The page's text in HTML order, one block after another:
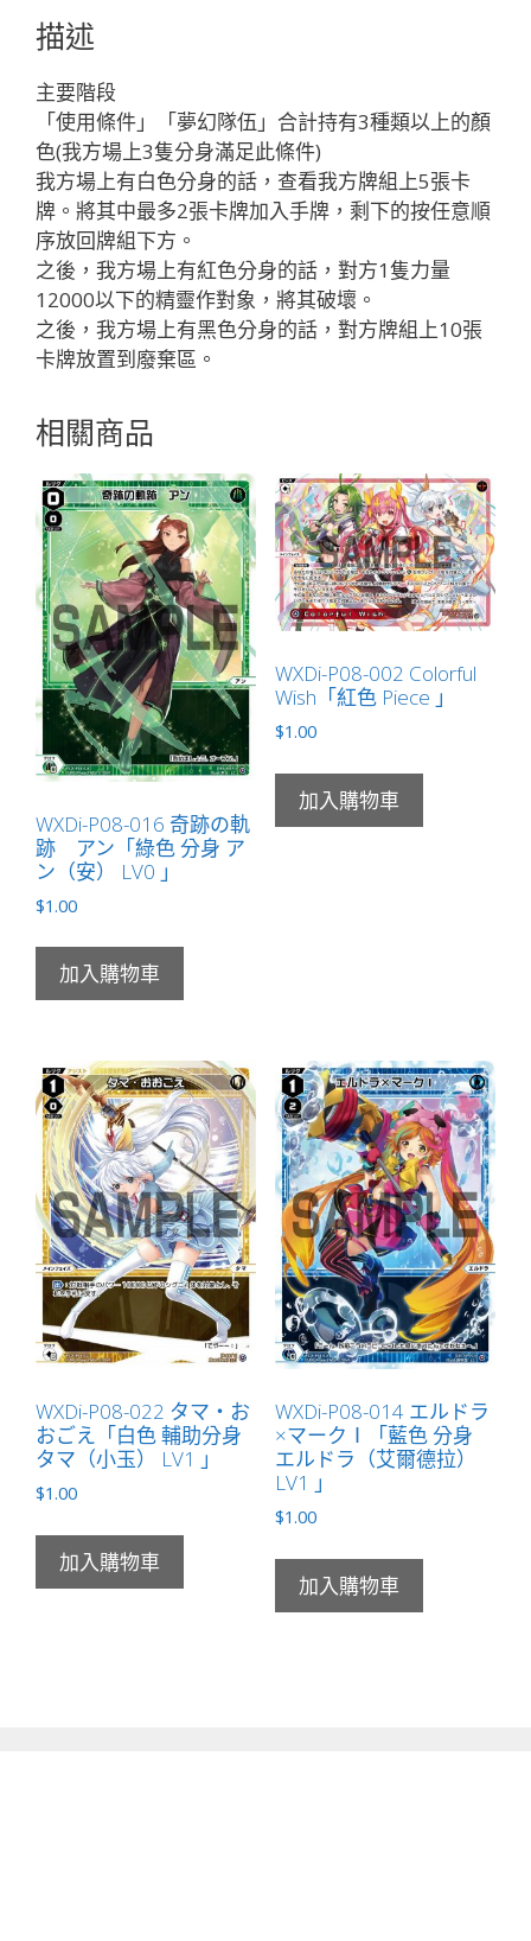
ー
パ
ー
ヒ
ー
ロ
ー
ズ
「藍
色
Piece
」
數
描述
主要階段
「使用條件」「夢幻隊伍」合計持有3種類以上的顏
色(我方場上3隻分身滿足此條件)
我方場上有白色分身的話，查看我方牌組上5張卡
牌。將其中最多2張卡牌加入手牌，剩下的按任意順
序放回牌組下方。
之後，我方場上有紅色分身的話，對方1隻力量
12000以下的精靈作對象，將其破壞。
之後，我方場上有黑色分身的話，對方牌組上10張
卡牌放置到廢棄區。
相關商品
WXDi-P08-016 奇跡の軌
跡 アン「綠色 分身 ア
ン（安） LV0 」
$1.00
加入購物車
WXDi-P08-002 Colorful
Wish「紅色 Piece 」
$1.00
加入購物車
WXDi-P08-022 タマ・お
おごえ「白色 輔助分身
タマ（小玉） LV1 」
$1.00
加入購物車
WXDi-P08-014 エルドラ
×マークⅠ「藍色 分身
エルドラ（艾爾德拉）
LV1 」
$1.00
加入購物車